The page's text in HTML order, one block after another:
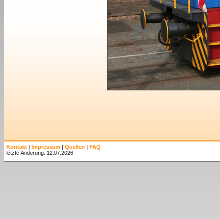
Kontakt | Impressum | Quellen | FAQ
letzte Änderung: 12.07.2026